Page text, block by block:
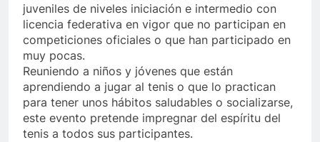
juveniles de niveles iniciación e intermedio con
licencia federativa en vigor que no participan en
competiciones oficiales o que han participado en
muy pocas.
Reuniendo a niños y jóvenes que están
aprendiendo a jugar al tenis o que lo practican
para tener unos hábitos saludables o socializarse,
este evento pretende impregnar del espíritu del
tenis a todos sus participantes.